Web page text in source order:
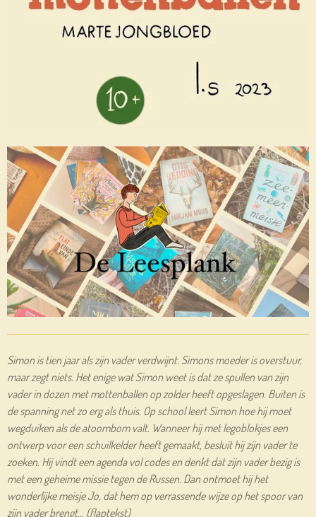
Simon is tien jaar als zijn vader verdwijnt. Simons moeder is overstuur,
maar zegt niets. Het enige wat Simon weet is dat ze spullen van zijn
vader in dozen met mottenballen op zolder heeft opgeslagen. Buiten is
de spanning net zo erg als thuis. Op school leert Simon hoe hij moet
wegduiken als de atoombom valt. Wanneer hij met legoblokjes een
ontwerp voor een schuilkelder heeft gemaakt, besluit hij zijn vader te
zoeken. Hij vindt een agenda vol codes en denkt dat zijn vader bezig is
met een geheime missie tegen de Russen. Dan ontmoet hij het
wonderlijke meisje Jo, dat hem op verrassende wijze op het spoor van
zijn vader brengt… (flaptekst)